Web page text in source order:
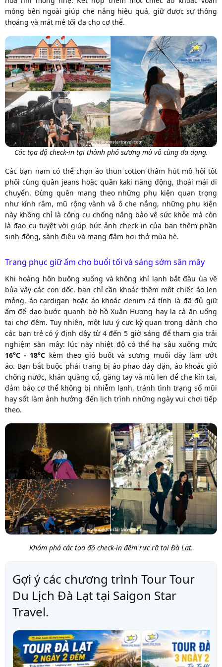
mỏng bên ngoài giúp che nắng hiệu quả, giữ được sự thông
thoáng và mát mẻ tối đa cho cơ thể.
Các tọa độ check-in tại thành phố sương mù vô cùng đa dạng.
Các bạn nam có thể chọn áo thun cotton thấm hút mồ hôi tốt
phối cùng quần jeans hoặc quần kaki năng động, thoải mái di
chuyển. Đừng quên mang theo những phụ kiện quan trọng
như kính râm, mũ rộng vành và ô che nắng, những phụ kiện
này không chỉ là công cụ chống nắng bảo vệ sức khỏe mà còn
là đạo cụ tuyệt vời giúp bức ảnh check-in của bạn thêm phần
sinh động, sành điệu và mang đậm hơi thở mùa hè.
Trang phục giữ ấm cho buổi tối và sáng sớm săn mây
Khi hoàng hôn buông xuống và không khí lạnh bắt đầu ùa về
bủa vây các con dốc, bạn chỉ cần khoác thêm một chiếc áo len
mỏng, áo cardigan hoặc áo khoác denim cá tính là đã đủ giữ
ấm để dạo bước quanh bờ hồ Xuân Hương hay la cà ăn uống
tại chợ đêm. Tuy nhiên, một lưu ý cực kỳ quan trọng dành cho
các bạn trẻ có ý định dậy từ 4 đến 5 giờ sáng để tham gia trải
nghiệm săn mây: lúc này nhiệt độ có thể hạ sâu xuống mức
16°C - 18°C kèm theo gió buốt và sương muối dày làm ướt
áo. Bạn bắt buộc phải trang bị áo phao dày dặn, áo khoác gió
chống nước, khăn quàng cổ, găng tay và mũ len để che kín tai,
đảm bảo cơ thể không bị nhiễm lạnh, tránh tình trạng sổ mũi
hay sốt làm ảnh hưởng đến lịch trình những ngày vui chơi tiếp
theo.
Khám phá các tọa độ check-in đêm rực rỡ tại Đà Lạt.
Gợi ý các chương trình Tour Tour
Du Lịch Đà Lạt tại Saigon Star
Travel.